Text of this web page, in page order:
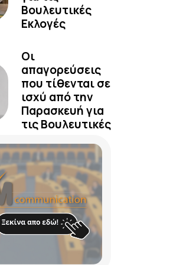
Βουλευτικές
Εκλογές
Οι
απαγορεύσεις
που τίθενται σε
ισχύ από την
Παρασκευή για
τις Βουλευτικές